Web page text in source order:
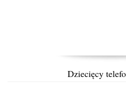
Dziecięcy